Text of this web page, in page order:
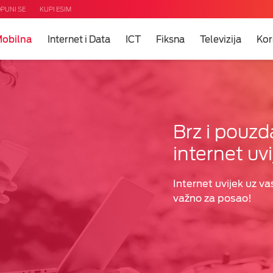
SE KUPI ESIM
i
Internet i Data ICT Fiksna Televizija
Brz i
internet
Internet uvijek uz
važno za posao!